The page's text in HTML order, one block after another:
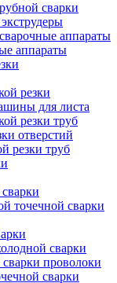
сварки
аппараты
аппараты
резки
для листа
резки труб
отверстий
резки труб
точечной сварки
сварки
проволоки
сварки